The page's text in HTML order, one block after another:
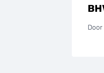
Door